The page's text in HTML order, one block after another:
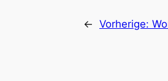
← Vorherige: